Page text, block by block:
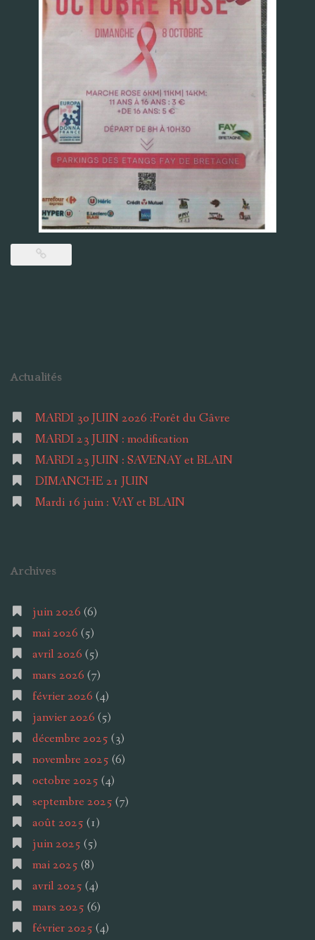
Actualités
MARDI 30 JUIN 2026 :Forêt du Gâvre
MARDI 23 JUIN : modification
MARDI 23 JUIN : SAVENAY et BLAIN
DIMANCHE 21 JUIN
Mardi 16 juin : VAY et BLAIN
Archives
juin 2026 (6)
mai 2026 (5)
avril 2026 (5)
mars 2026 (7)
février 2026 (4)
janvier 2026 (5)
décembre 2025 (3)
novembre 2025 (6)
octobre 2025 (4)
septembre 2025 (7)
août 2025 (1)
juin 2025 (5)
mai 2025 (8)
avril 2025 (4)
mars 2025 (6)
février 2025 (4)